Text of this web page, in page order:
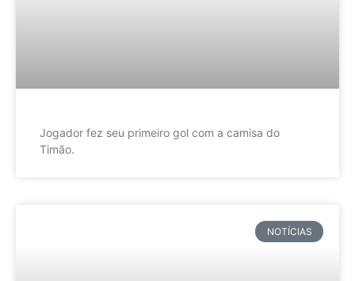
Jogador fez seu primeiro gol com a camisa do
Timão.
NOTÍCIAS